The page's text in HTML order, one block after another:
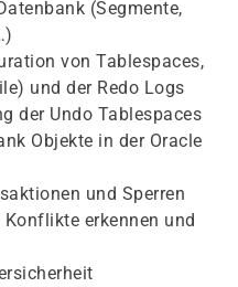
(Segmente,
von Tablespaces,
und der Redo Logs
der Undo Tablespaces
Objekte in der Oracle
und Sperren
erkennen und